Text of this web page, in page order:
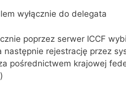
wyłącznie do delegata
poprzez serwer ICCF
następnie rejestrację przez
pośrednictwem krajowej